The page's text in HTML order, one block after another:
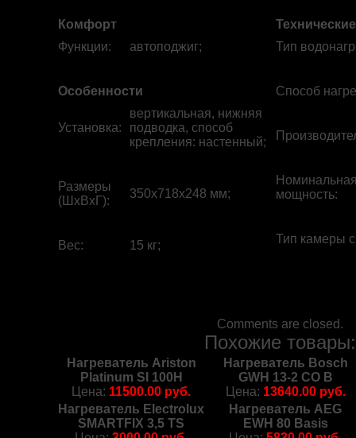
Комфорт
Функции: автоподжиг;
Особенности
Установка:
вертикальная, нижняя
подводка, способ
крепления: настенный;
Размеры
(ШхВхГ):
350x718x248 мм;
Вес: 15 кг;
Тип
Способ
мощность:
Тип камеры
Comments are closed.
Похожие товары:
Нагреватель Ariston
Platinum SI 100H
Цена: 11500.00 руб.
Нагреватель Bosch
GWH 13-2 CO B
Цена: 13640.00 руб.
Нагреватель Electrolux
SMARTFIX 3,5 TS
Нагреватель AEG
EWH 80 Basis